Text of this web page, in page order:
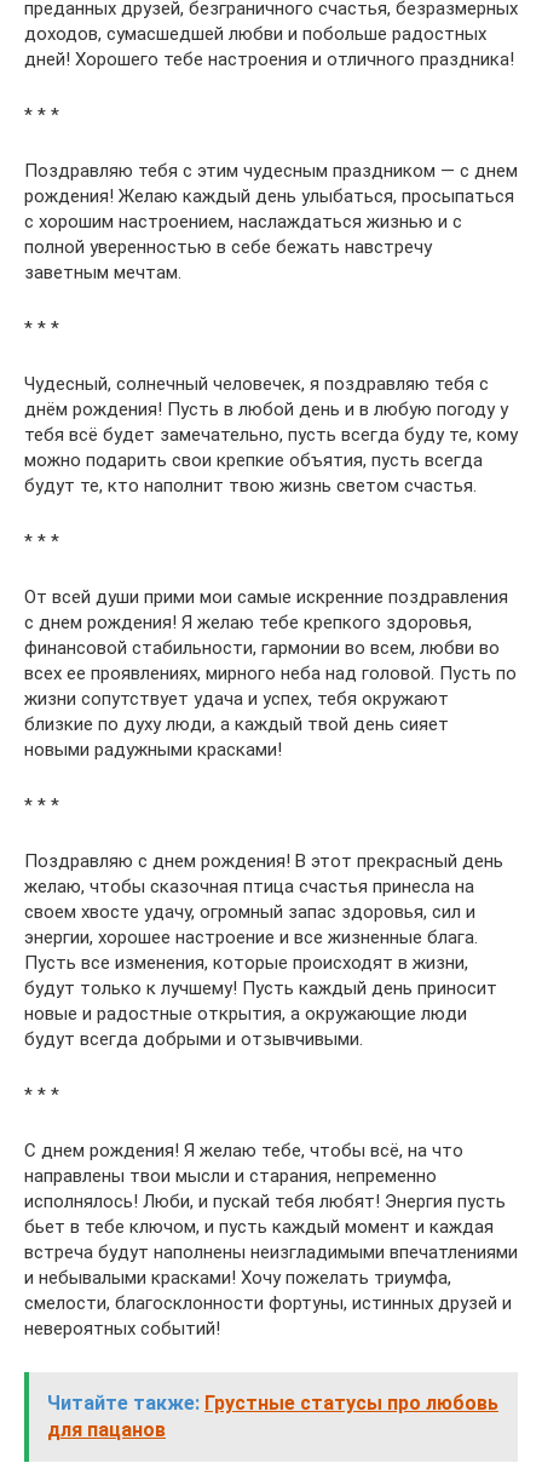
преданных друзей, безграничного счастья, безразмерных
доходов, сумасшедшей любви и побольше радостных
дней! Хорошего тебе настроения и отличного праздника!
* * *
Поздравляю тебя с этим чудесным праздником — с днем
рождения! Желаю каждый день улыбаться, просыпаться
с хорошим настроением, наслаждаться жизнью и с
полной уверенностью в себе бежать навстречу
заветным мечтам.
* * *
Чудесный, солнечный человечек, я поздравляю тебя с
днём рождения! Пусть в любой день и в любую погоду у
тебя всё будет замечательно, пусть всегда буду те, кому
можно подарить свои крепкие объятия, пусть всегда
будут те, кто наполнит твою жизнь светом счастья.
* * *
От всей души прими мои самые искренние поздравления
с днем рождения! Я желаю тебе крепкого здоровья,
финансовой стабильности, гармонии во всем, любви во
всех ее проявлениях, мирного неба над головой. Пусть по
жизни сопутствует удача и успех, тебя окружают
близкие по духу люди, а каждый твой день сияет
новыми радужными красками!
* * *
Поздравляю с днем рождения! В этот прекрасный день
желаю, чтобы сказочная птица счастья принесла на
своем хвосте удачу, огромный запас здоровья, сил и
энергии, хорошее настроение и все жизненные блага.
Пусть все изменения, которые происходят в жизни,
будут только к лучшему! Пусть каждый день приносит
новые и радостные открытия, а окружающие люди
будут всегда добрыми и отзывчивыми.
* * *
С днем рождения! Я желаю тебе, чтобы всё, на что
направлены твои мысли и старания, непременно
исполнялось! Люби, и пускай тебя любят! Энергия пусть
бьет в тебе ключом, и пусть каждый момент и каждая
встреча будут наполнены неизгладимыми впечатлениями
и небывалыми красками! Хочу пожелать триумфа,
смелости, благосклонности фортуны, истинных друзей и
невероятных событий!
Читайте также: Грустные статусы про любовь
для пацанов